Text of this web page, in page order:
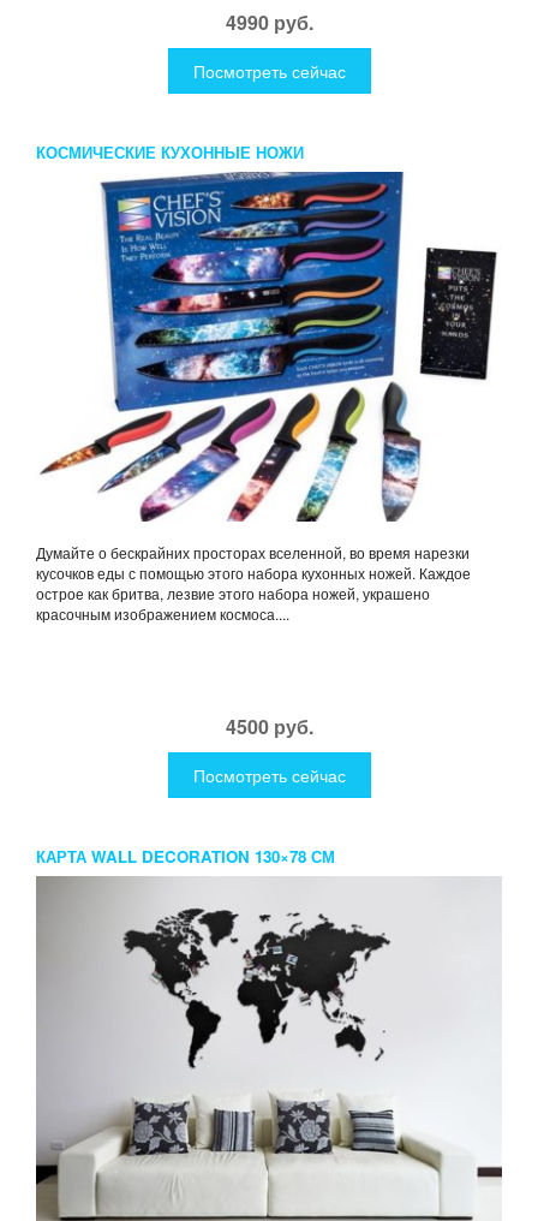
4990 руб.
Посмотреть сейчас
КОСМИЧЕСКИЕ КУХОННЫЕ НОЖИ
Думайте о бескрайних просторах вселенной, во время нарезки
кусочков еды с помощью этого набора кухонных ножей. Каждое
острое как бритва, лезвие этого набора ножей, украшено
красочным изображением космоса....
4500 руб.
Посмотреть сейчас
КАРТА WALL DECORATION 130×78 СМ